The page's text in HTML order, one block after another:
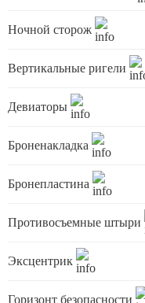
Ночной сторож
Вертикальные ригели
Девиаторы
Броненакладка
Бронепластина
Противосъемные штыри
Эксцентрик
Горизонт безопасности